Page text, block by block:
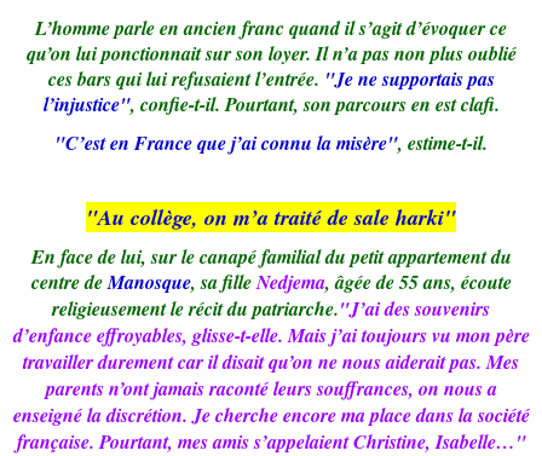
L’homme parle en ancien franc quand il s’agit d’évoquer ce
qu’on lui ponctionnait sur son loyer. Il n’a pas non plus oublié
ces bars qui lui refusaient l’entrée. "Je ne supportais pas
l’injustice", confie-t-il. Pourtant, son parcours en est clafi.
"C’est en France que j’ai connu la misère", estime-t-il.
"Au collège, on m’a traité de sale harki"
En face de lui, sur le canapé familial du petit appartement du
centre deManosque, sa filleNedjema, âgée de 55 ans, écoute
religieusement le récit du patriarche."J’ai des souvenirs
d’enfance effroyables, glisse-t-elle. Mais j’ai toujours vu mon père
travailler durement car il disait qu’on ne nous aiderait pas. Mes
parents n’ont jamais raconté leurs souffrances, on nous a
enseigné la discrétion. Je cherche encore ma place dans la société
française. Pourtant, mes amis s’appelaient Christine, Isabelle…"